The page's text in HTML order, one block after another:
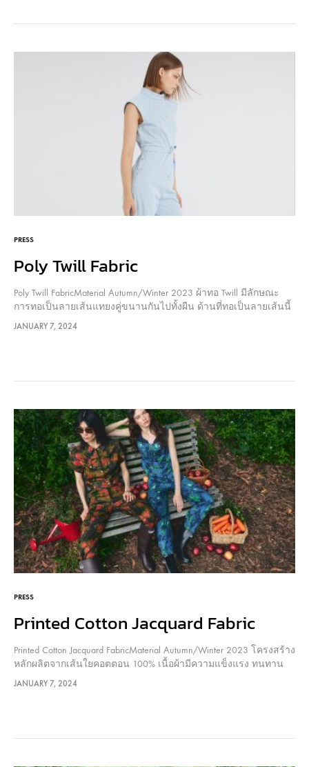
ไป…
PRESS
Poly Twill Fabric
Poly Twill FabricMaterial Autumn/Winter 2023 ผ้าทอ Twill มีลักษณะ
การทอเป็นลายเส้นแทยงคู่ขนานกันไปทั้งผืน ด้านที่ทอเป็นลายเส้นนี้
จะเป็นเส้นด้ายทวิล มีโครงสร้างเส้นด้ายที่คงทนแข็งแรงต่อการฉีก
ขาด มีความยืดหยุ่น และให้ลวดลายที่สวยงาม เสื้อผ้าที่ผลิตจากผ้าทวิ
JANUARY 7, 2024
PRESS
Printed Cotton Jacquard Fabric
Printed Cotton Jacquard FabricMaterial Autumn/Winter 2023 โครงสร้าง
หลักผลิตจากเส้นใยคอตตอน 100% เนื้อผ้ามีความแข็งแรง ทนทาน
ไม่หนามาก ทอแบบ Jacquaed และ print ลายทับ ช่วยเพิ่มลวดลายและ
ความสวยงามให้กับผืนผ้า เกิดเป็นเอกลักษณ์เฉพาะตัว เนื้อผ้าคงรูป
JANUARY 7, 2024